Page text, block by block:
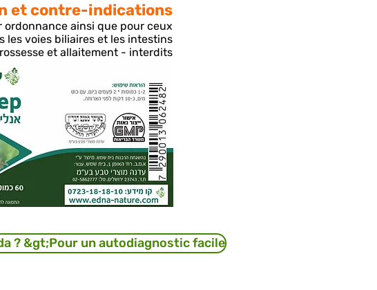
et contre-indications-
ainsi que pour ceux
voies biliaires et les intestins.
et allaitement - interdits.
? &gt;Pour un autodiagnostic facile